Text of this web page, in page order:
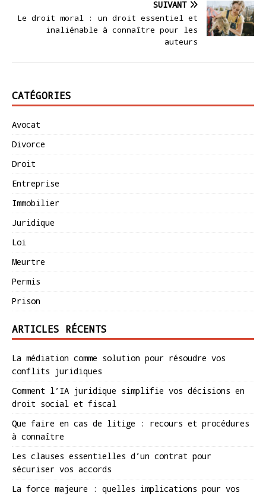
SUIVANT
Le droit moral : un droit essentiel et
inaliénable à connaître pour les
auteurs
CATÉGORIES
Avocat
Divorce
Droit
Entreprise
Immobilier
Juridique
Loi
Meurtre
Permis
Prison
ARTICLES RÉCENTS
La médiation comme solution pour résoudre vos
conflits juridiques
Comment l’IA juridique simplifie vos décisions en
droit social et fiscal
Que faire en cas de litige : recours et procédures
à connaître
Les clauses essentielles d’un contrat pour
sécuriser vos accords
La force majeure : quelles implications pour vos